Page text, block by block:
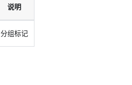
说明
分组标记